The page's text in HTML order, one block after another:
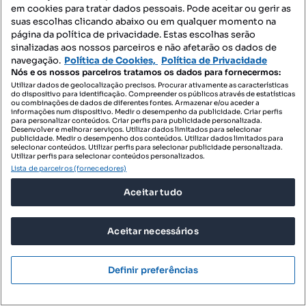
em cookies para tratar dados pessoais. Pode aceitar ou gerir as
suas escolhas clicando abaixo ou em qualquer momento na
página da política de privacidade. Estas escolhas serão
sinalizadas aos nossos parceiros e não afetarão os dados de
navegação. Política de Cookies, Política de Privacidade
Nós e os nossos parceiros tratamos os dados para fornecermos:
Utilizar dados de geolocalização precisos. Procurar ativamente as características
do dispositivo para identificação. Compreender os públicos através de estatísticas
ou combinações de dados de diferentes fontes. Armazenar e/ou aceder a
informações num dispositivo. Medir o desempenho da publicidade. Criar perfis
para personalizar conteúdos. Criar perfis para publicidade personalizada.
Desenvolver e melhorar serviços. Utilizar dados limitados para selecionar
publicidade. Medir o desempenho dos conteúdos. Utilizar dados limitados para
selecionar conteúdos. Utilizar perfis para selecionar publicidade personalizada.
Utilizar perfis para selecionar conteúdos personalizados.
Lista de parceiros (fornecedores)
Aceitar tudo
Aceitar necessários
Definir preferências